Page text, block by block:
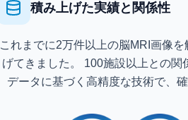
積み上げた実績と関係性
これまでに2万件以上の脳MRI画像
げてきました。 100施設以上との関
データに基づく高精度な技術で、